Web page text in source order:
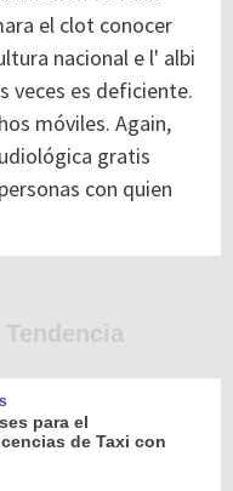
el clot conocer
nacional e l' albi
veces es deficiente.
móviles. Again,
gratis
con quien
Tendencia
para el
de Taxi con